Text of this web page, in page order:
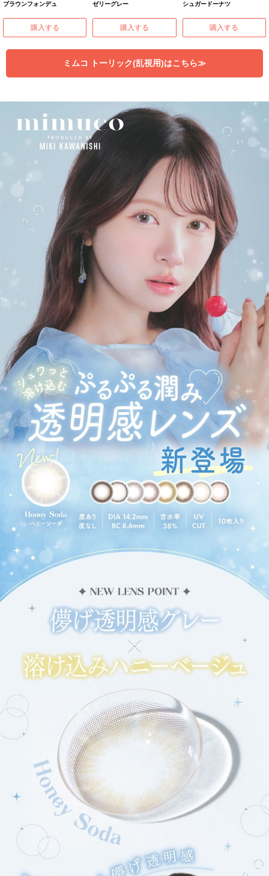
ブラウンフォンデュ
購入する
ゼリーグレー
購入する
シュガードーナツ
購入する
ミムコ トーリック(乱視用)はこちら≫